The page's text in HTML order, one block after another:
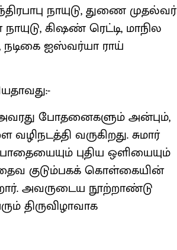
நாயுடு, துணை முதல்வர்
கிஷண் ரெட்டி, மாநில
நடிகை ஐஸ்வர்யா ராய்
அவரது போதனைகளும் அன்பும்,
வருகிறது. சுமார்
புதிய ஒளியையும்
குடும்பகக் கொள்கையின்
அவருடைய நூற்றாண்டு
திருவிழாவாக